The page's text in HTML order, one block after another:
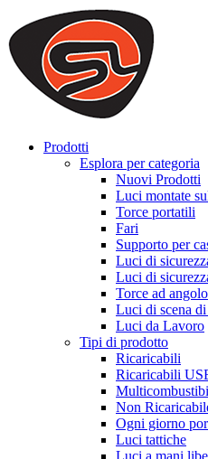
We use cookies to ensure that we
on our website. By continuing to
that cookies are used to help us
to offer you a better experience.
you can disable cookies, you can
Prodotti
Esplora per categoria
Nuovi Prodotti
Luci montate
Torce portatili
Fari
Supporto per
Luci di
Luci di
Torce ad
Luci di scena di
Luci da Lavoro
Tipi di prodotto
Ricaricabili
Ricaricabili
Non
Ogni giorno
Luci tattiche
Luci a mani